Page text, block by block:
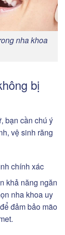
nha khoa
bị
bạn cần chú ý
vệ sinh răng
chính xác
khả năng ngăn
nha khoa uy
đảm bảo mão